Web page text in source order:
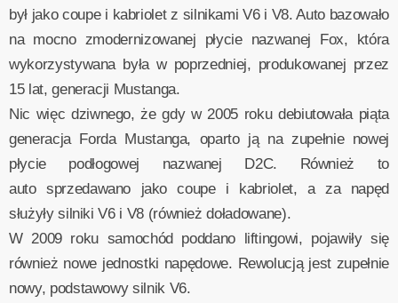
był jako coupe i kabriolet z silnikami V6 i V8. Auto bazowało
na mocno zmodernizowanej płycie nazwanej Fox, która
wykorzystywana była w poprzedniej, produkowanej przez
15 lat, generacji Mustanga.
Nic więc dziwnego, że gdy w 2005 roku debiutowała piąta
generacja Forda Mustanga, oparto ją na zupełnie nowej
płycie podłogowej nazwanej D2C. Również to
auto sprzedawano jako coupe i kabriolet, a za napęd
służyły silniki V6 i V8 (również doładowane).
W 2009 roku samochód poddano liftingowi, pojawiły się
również nowe jednostki napędowe. Rewolucją jest zupełnie
nowy, podstawowy silnik V6.